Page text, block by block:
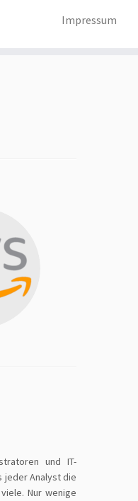
Impressum
und IT-
jeder Analyst die
Nur wenige